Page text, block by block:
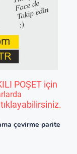
POŞET için
çevirme parite